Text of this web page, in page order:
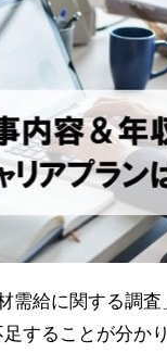
需給に関する調
することが分かり